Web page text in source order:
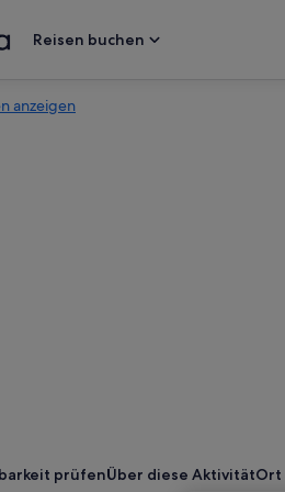
Reisen buchen
anzeigen
prüfenÜber diese AktivitätOrt